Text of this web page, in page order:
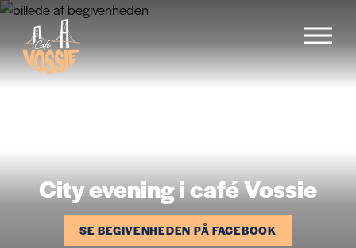
Menu
Begivenheder
City evening i café Vossie
SE BEGIVENHEDEN PÅ FACEBOOK